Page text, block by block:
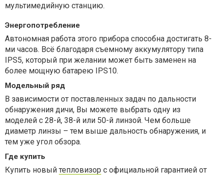
мультимедийную станцию.
Энергопотребление
Автономная работа этого прибора способна достигать 8-
ми часов. Всё благодаря съемному аккумулятору типа
IPS5, который при желании может быть заменен на
более мощную батарею IPS10.
Модельный ряд
В зависимости от поставленных задач по дальности
обнаружения дичи, Вы можете выбрать одну из
моделей с 28-й, 38-й или 50-й линзой. Чем больше
диаметр линзы – тем выше дальность обнаружения, и
тем уже угол обзора.
Где купить
Купить новый тепловизор с официальной гарантией от